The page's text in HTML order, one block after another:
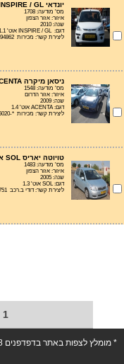
יונדאי i10 INSPIRE / GL אוט' 1.1 2010
מס' מודעה: 1708
איזור: אזור הצפון
שנה: 2010
דגם: INSPIRE / GL אוט' 1.1
ליצירת קשר: מכירות 04-8494862
ניסאן מיקרה ACENTA אוט' 1.4 2009
מס' מודעה: 1548
איזור: אזור הדרום
שנה: 2009
דגם: ACENTA אוט' 1.4
ליצירת קשר: מכירות *-6020
טויוטה יאריס SOL אוט' 1.3 2005
מס' מודעה: 1483
איזור: אזור הצפון
שנה: 2005
דגם: SOL אוט' 1.3
ליצירת קשר: דודי ב.רכב 04-6750751
1
* מומלץ לצפות באתר בדפדפנים IE8 ומעלה, Firefox, או Chrome בלבד.